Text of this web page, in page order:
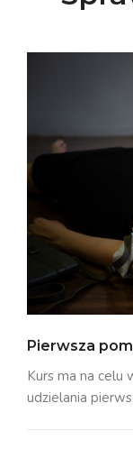
Pierwsza
Kurs ma na celu
udzielania